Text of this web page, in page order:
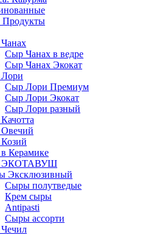
Продукты
Сыр Чанах в ведре
Сыр Чанах Экокат
Сыр Лори Премиум
Сыр Лори Экокат
Сыр Лори разный
Керамике
ЭКОТАВУШ
Эксклюзивный
Сыры полутведые
Крем сыры
Antipasti
Сыры ассорти